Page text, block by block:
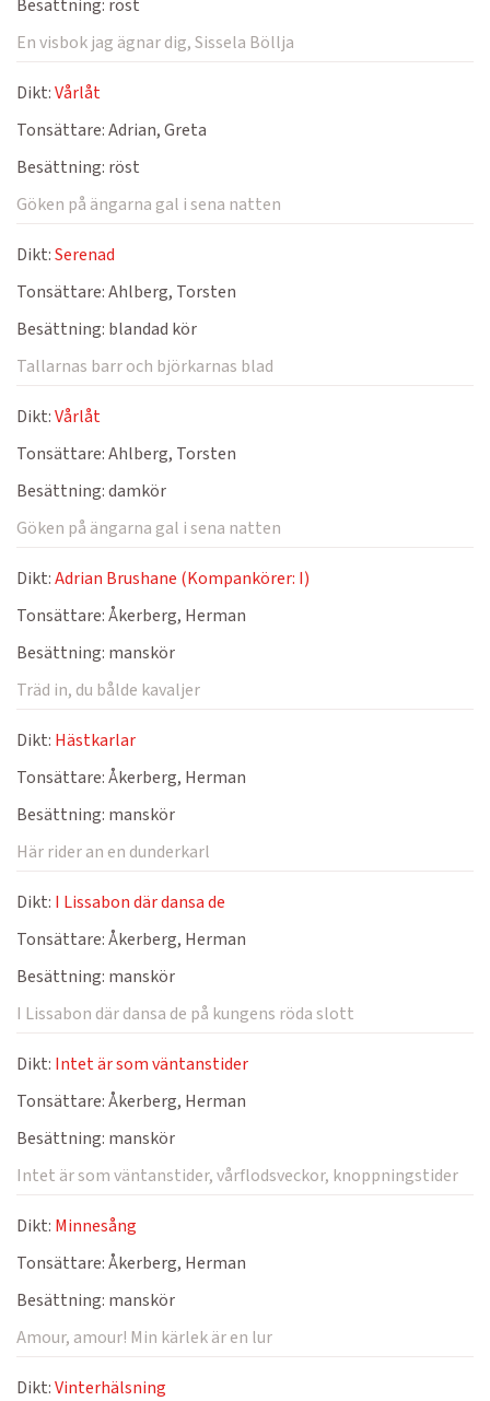
Besättning: röst
En visbok jag ägnar dig, Sissela Böllja
Dikt:Vårlåt
Tonsättare:Adrian, Greta
Besättning: röst
Göken på ängarna gal i sena natten
Dikt:Serenad
Tonsättare:Ahlberg, Torsten
Besättning: blandad kör
Tallarnas barr och björkarnas blad
Dikt:Vårlåt
Tonsättare:Ahlberg, Torsten
Besättning:damkör
Göken på ängarna gal i sena natten
Dikt:Adrian Brushane (Kompankörer: I)
Tonsättare:Åkerberg, Herman
Besättning: manskör
Träd in, du bålde kavaljer
Dikt: Hästkarlar
Tonsättare:Åkerberg, Herman
Besättning: manskör
Här rider an en dunderkarl
Dikt: I Lissabon där dansa de
Tonsättare:Åkerberg, Herman
Besättning: manskör
I Lissabon där dansa de på kungens röda slott
Dikt: Intet är som väntanstider
Tonsättare:Åkerberg, Herman
Besättning: manskör
Intet är som väntanstider, vårflodsveckor, knoppningstider
Dikt: Minnesång
Tonsättare:Åkerberg, Herman
Besättning: manskör
Amour, amour! Min kärlek är en lur
Dikt:Vinterhälsning